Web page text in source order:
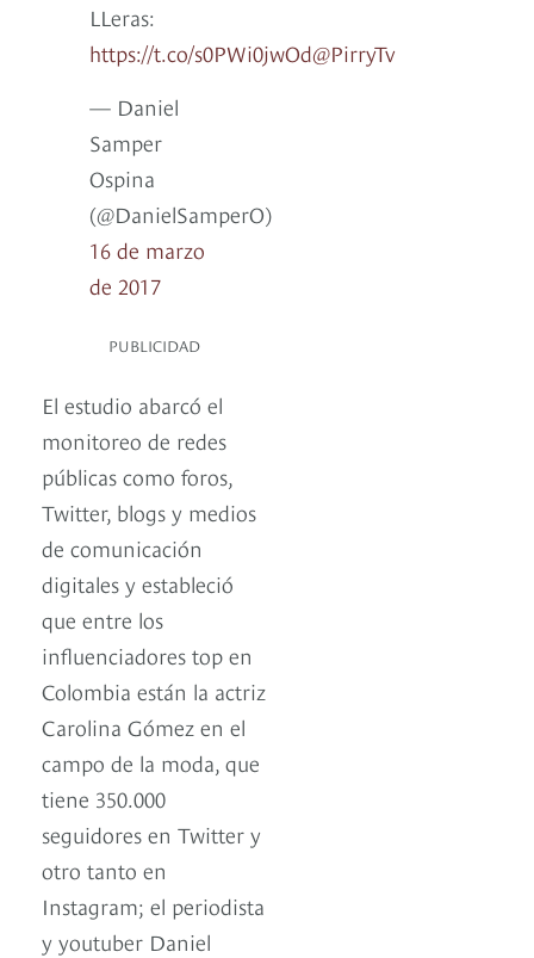
LLeras:
https://t.co/s0PWi0jwOd@PirryTv
— Daniel
Samper
Ospina
(@DanielSamperO)
16 de marzo
de 2017
PUBLICIDAD
El estudio abarcó el
monitoreo de redes
públicas como foros,
Twitter, blogs y medios
de comunicación
digitales y estableció
que entre los
influenciadores top en
Colombia están la actriz
Carolina Gómez en el
campo de la moda, que
tiene 350.000
seguidores en Twitter y
otro tanto en
Instagram; el periodista
y youtuber Daniel